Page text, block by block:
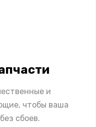
и
чтобы ваша
сбоев.